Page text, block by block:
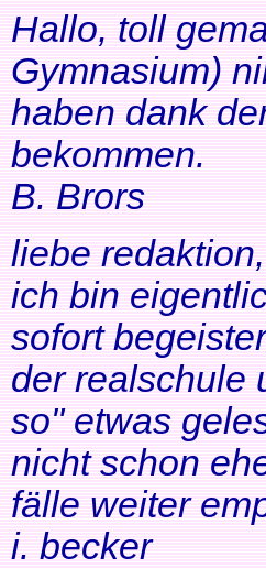
Hallo, toll
Gymnasium)
haben dank
bekommen.
B. Brors
liebe redaktion,
ich bin
sofort
der realschule
so" etwas
nicht schon
fälle weiter
i. becker